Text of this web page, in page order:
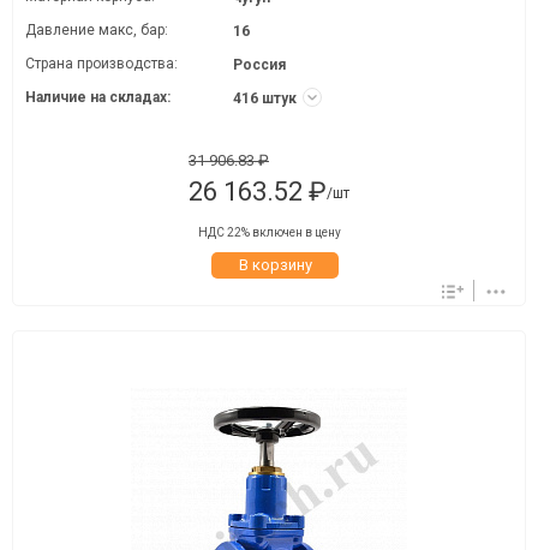
Давление макc, бар:
16
Страна производства:
Россия
Наличие на складах:
416 штук
31 906.83 ₽
26 163.52 ₽/шт
НДС 22% включен в цену
В корзину